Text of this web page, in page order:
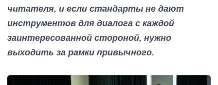
читателя, и если стандарты не дают
инструментов для диалога с каждой
заинтересованной стороной, нужно
выходить за рамки привычного.